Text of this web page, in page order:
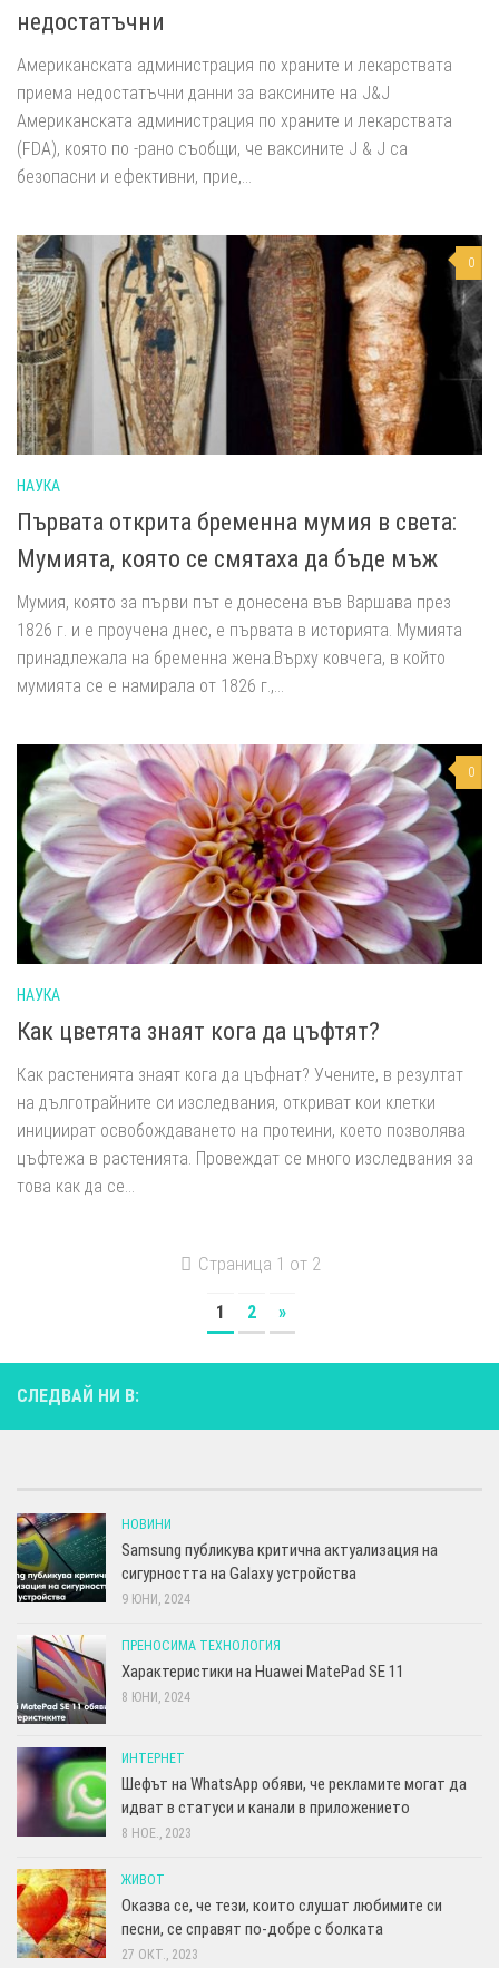
недостатъчни
Американската администрация по храните и лекарствата
приема недостатъчни данни за ваксините на J&J
Американската администрация по храните и лекарствата
(FDA), която по -рано съобщи, че ваксините J & J са
безопасни и ефективни, прие,...
0
НАУКА
Първата открита бременна мумия в света:
Мумията, която се смятаха да бъде мъж
Мумия, която за първи път е донесена във Варшава през
1826 г. и е проучена днес, е първата в историята. Мумията
принадлежала на бременна жена.Върху ковчега, в който
мумията се е намирала от 1826 г.,...
0
НАУКА
Как цветята знаят кога да цъфтят?
Как растенията знаят кога да цъфнат? Учените, в резултат
на дълготрайните си изследвания, откриват кои клетки
инициират освобождаването на протеини, което позволява
цъфтежа в растенията. Провеждат се много изследвания за
това как да се...
Страница 1 от 2
1 2 »
СЛЕДВАЙ НИ В:
НОВИНИ
Samsung публикува критична актуализация на
сигурността на Galaxy устройства
9 ЮНИ, 2024
ПРЕНОСИМА ТЕХНОЛОГИЯ
Характеристики на Huawei MatePad SE 11
8 ЮНИ, 2024
ИНТЕРНЕТ
Шефът на WhatsApp обяви, че рекламите могат да
идват в статуси и канали в приложението
8 НОЕ., 2023
ЖИВОТ
Оказва се, че тези, които слушат любимите си
песни, се справят по-добре с болката
27 ОКТ., 2023